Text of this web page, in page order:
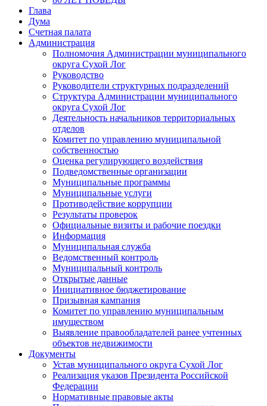
Глава
Дума
Счетная палата
Администрация
Полномочия Администрации муниципального
округа Сухой Лог
Руководство
Руководители структурных подразделений
Структура Администрации муниципального
округа Сухой Лог
Деятельность начальников территориальных
отделов
Комитет по управлению муниципальной
собственностью
Оценка регулирующего воздействия
Подведомственные организации
Муниципальные программы
Муниципальные услуги
Противодействие коррупции
Результаты проверок
Официальные визиты и рабочие поездки
Информация
Муниципальная служба
Ведомственный контроль
Муниципальный контроль
Открытые данные
Инициативное бюджетирование
Призывная кампания
Комитет по управлению муниципальным
имуществом
Выявление правообладателей ранее учтенных
объектов недвижимости
Документы
Устав муниципального округа Сухой Лог
Реализация указов Президента Российской
Федерации
Нормативные правовые акты